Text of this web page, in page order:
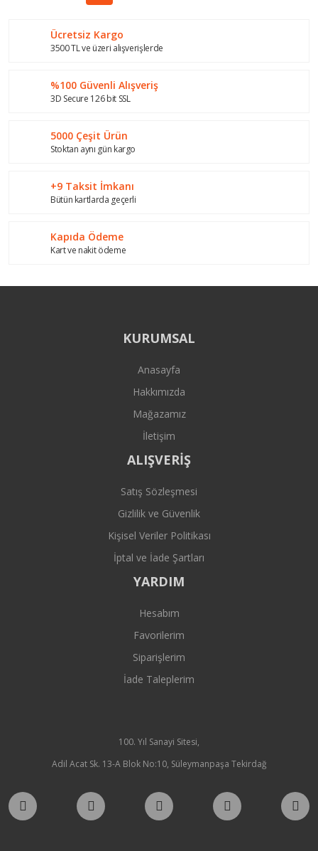
Ücretsiz Kargo
3500 TL ve üzeri alışverişlerde
%100 Güvenli Alışveriş
3D Secure 126 bit SSL
5000 Çeşit Ürün
Stoktan aynı gün kargo
+9 Taksit İmkanı
Bütün kartlarda geçerli
Kapıda Ödeme
Kart ve nakit ödeme
KURUMSAL
Anasayfa
Hakkımızda
Mağazamız
İletişim
ALIŞVERİŞ
Satış Sözleşmesi
Gizlilik ve Güvenlik
Kişisel Veriler Politikası
İptal ve İade Şartları
YARDIM
Hesabım
Favorilerim
Siparişlerim
İade Taleplerim
100. Yıl Sanayi Sitesi,
Adil Acat Sk. 13-A Blok No:10, Süleymanpaşa Tekirdağ